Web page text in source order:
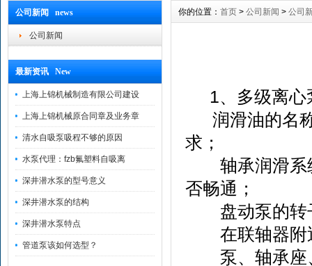
公司新闻 news
公司新闻
最新资讯 New
上海上锦机械制造有限公司建设
上海上锦机械原合同章及业务章
清水自吸泵吸程不够的原因
水泵代理：fzb氟塑料自吸离
深井潜水泵的型号意义
深井潜水泵的结构
深井潜水泵特点
管道泵该如何选型？
你的位置： 首页 > 公司新闻 > 公司
1、多级离心
润滑油的名称
求；
轴承润滑系统
否畅通；
盘动泵的转子
在联轴器附近
泵、轴承座